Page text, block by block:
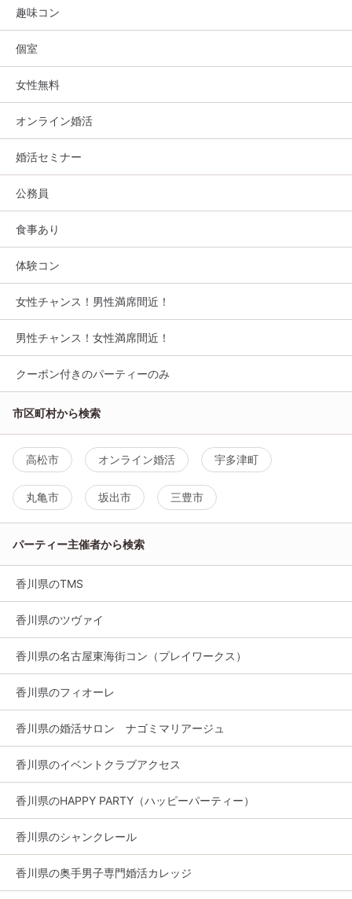
趣味コン
個室
女性無料
オンライン婚活
婚活セミナー
公務員
食事あり
体験コン
女性チャンス！男性満席間近！
男性チャンス！女性満席間近！
クーポン付きのパーティーのみ
市区町村から検索
高松市 オンライン婚活 宇多津町
丸亀市 坂出市 三豊市
パーティー主催者から検索
香川県のTMS
香川県のツヴァイ
香川県の名古屋東海街コン（プレイワークス）
香川県のフィオーレ
香川県の婚活サロン ナゴミマリアージュ
香川県のイベントクラブアクセス
香川県のHAPPY PARTY（ハッピーパーティー）
香川県のシャンクレール
香川県の奥手男子専門婚活カレッジ